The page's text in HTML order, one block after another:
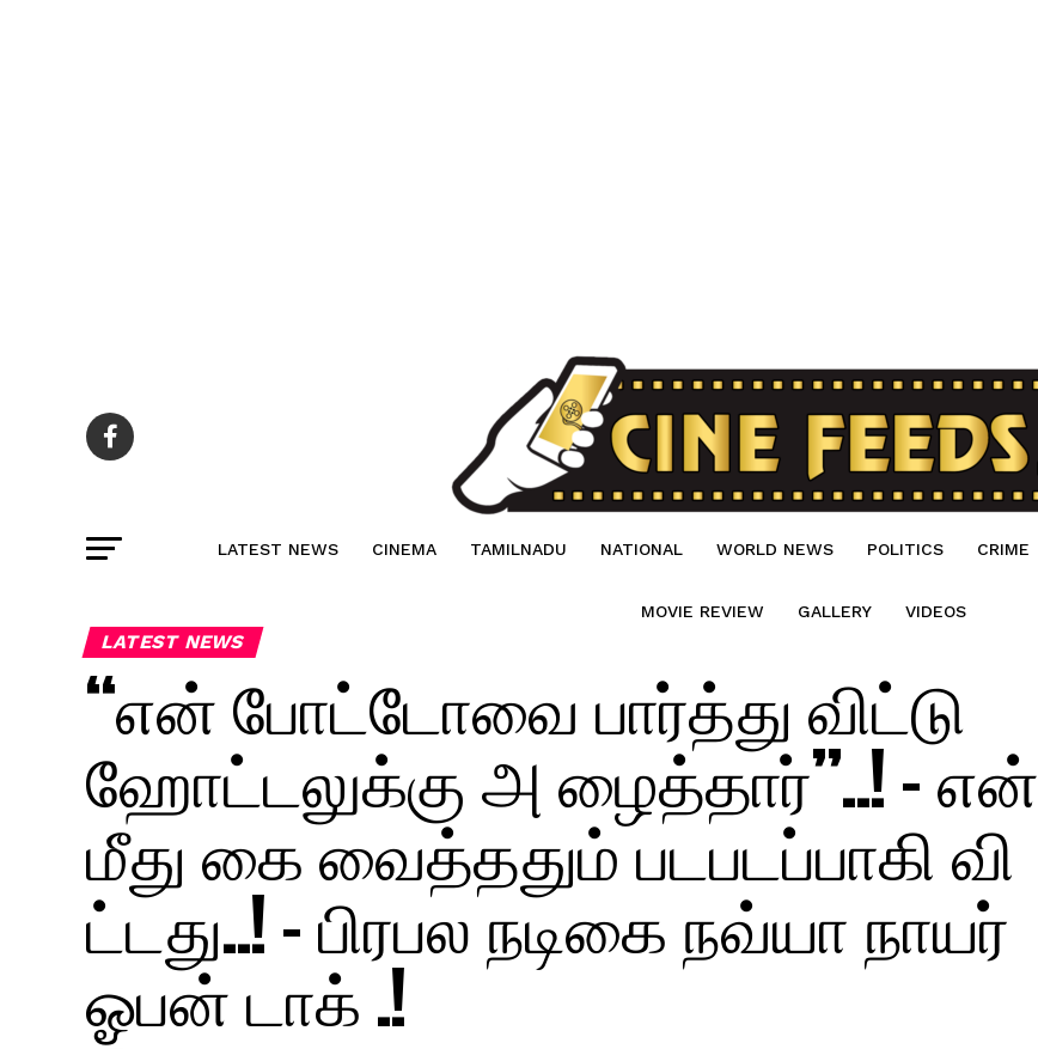
LATEST NEWS CINEMA TAMILNADU NATIONAL WORLD NEWS POLITICS CRIME
MOVIE REVIEW GALLERY VIDEOS
LATEST NEWS
“என் போட்டோவை பார்த்து விட்டு
ஹோட்டலுக்கு அ ழைத்தார்”..! – என்
மீது கை வைத்ததும் படபடப்பாகி வி
ட்டது..! – பிரபல நடிகை நவ்யா நாயர்
ஓபன் டாக் .!